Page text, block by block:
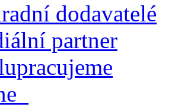
dodavatelé
partner